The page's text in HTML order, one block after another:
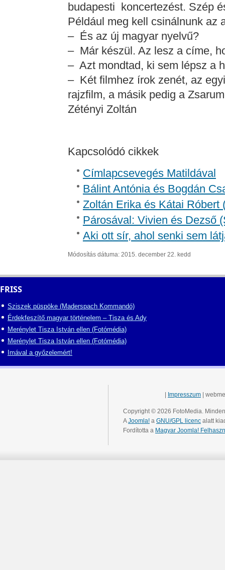
budapesti koncertezést. Szép
Például meg kell csinálnunk az
– És az új magyar nyelvű?
– Már készül. Az lesz a címe,
– Azt mondtad, ki sem lépsz a
– Két filmhez írok zenét, az
rajzfilm, a másik pedig a
Zétényi Zoltán
Kapcsolódó cikkek
Címlapcsevegés Matildával
Bálint Antónia és Bogdán
Zoltán Erika és Kátai Róbert
Párosával: Vivien és Dezső
Aki ott sír, ahol senki sem
Módosítás dátuma: 2015. december 22. kedd
FRISS
Sziszek püspöke (Maderspach Kommandó)
Érdekfeszítő magyar történelem – Tisza és Ady
Merénylet Tisza István ellen (Fotómédia)
Merénylet Tisza István ellen (Fotómédia)
Imával a győzelemért!
Impresszum |
Copyright © 2026 FotoMedia.
AJoomla! a GNU/GPL licenc alatt
Fordította a Magyar Joomla!